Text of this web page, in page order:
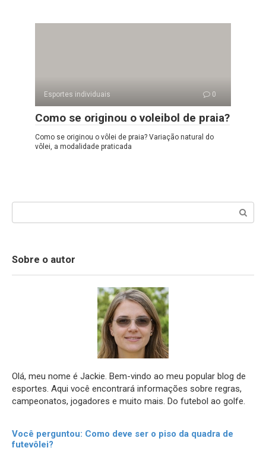
Esportes individuais 0
Como se originou o voleibol de praia?
Como se originou o vôlei de praia? Variação natural do
vôlei, a modalidade praticada
Sobre o autor
Olá, meu nome é Jackie. Bem-vindo ao meu popular blog de
esportes. Aqui você encontrará informações sobre regras,
campeonatos, jogadores e muito mais. Do futebol ao golfe.
Você perguntou: Como deve ser o piso da quadra de
futevôlei?